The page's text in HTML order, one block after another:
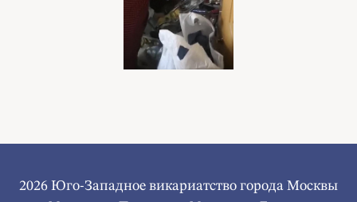
2026 Юго-Западное викариатство города Москвы